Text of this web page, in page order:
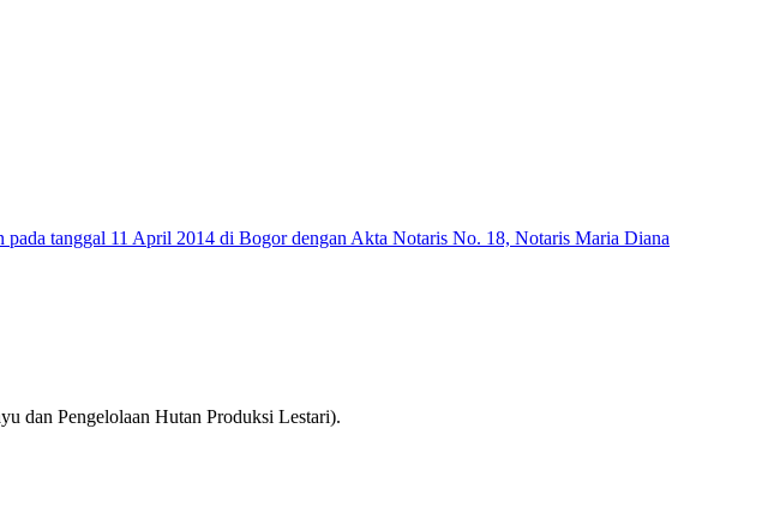
tanggal 11 April 2014 di Bogor dengan Akta Notaris No. 18, Notaris Maria Diana
dan Pengelolaan Hutan Produksi Lestari).